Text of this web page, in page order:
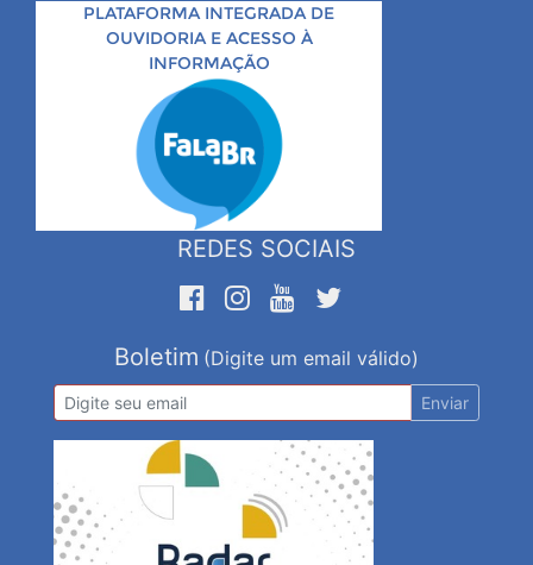
PLATAFORMA INTEGRADA DE
OUVIDORIA E ACESSO À
INFORMAÇÃO
REDES SOCIAIS
Boletim (Digite um email válido)
Enviar